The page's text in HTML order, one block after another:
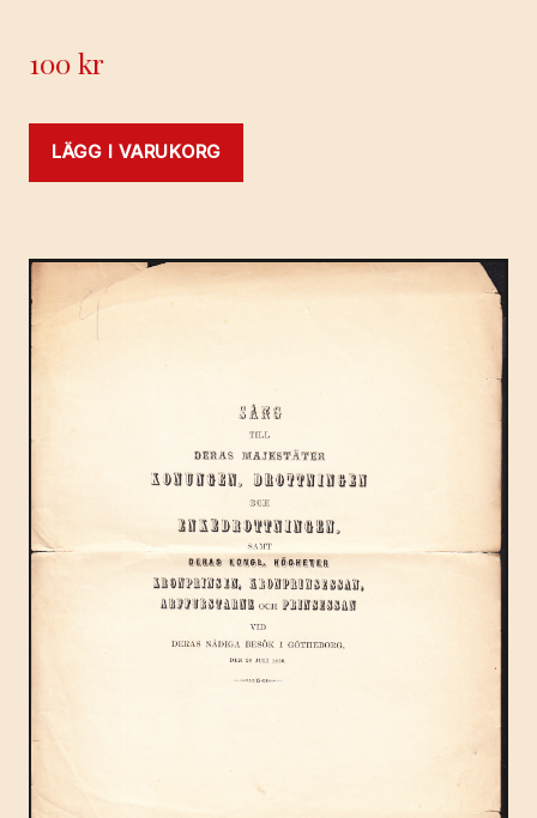
100kr
LÄGG I VARUKORG